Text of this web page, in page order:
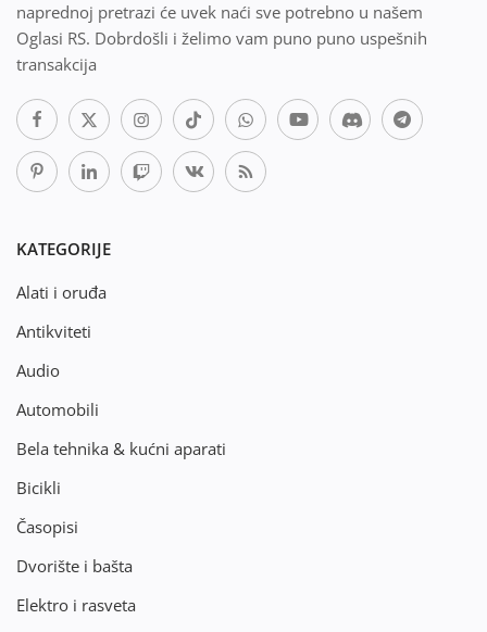
naprednoj pretrazi će uvek naći sve potrebno u našem
Oglasi RS. Dobrdošli i želimo vam puno puno uspešnih
transakcija
KATEGORIJE
Alati i oruđa
Antikviteti
Audio
Automobili
Bela tehnika & kućni aparati
Bicikli
Časopisi
Dvorište i bašta
Elektro i rasveta